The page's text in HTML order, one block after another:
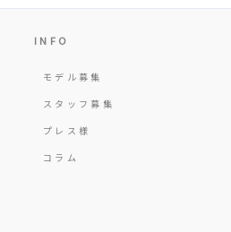
INFO
モデル募集
スタッフ募集
プレス様
コラム